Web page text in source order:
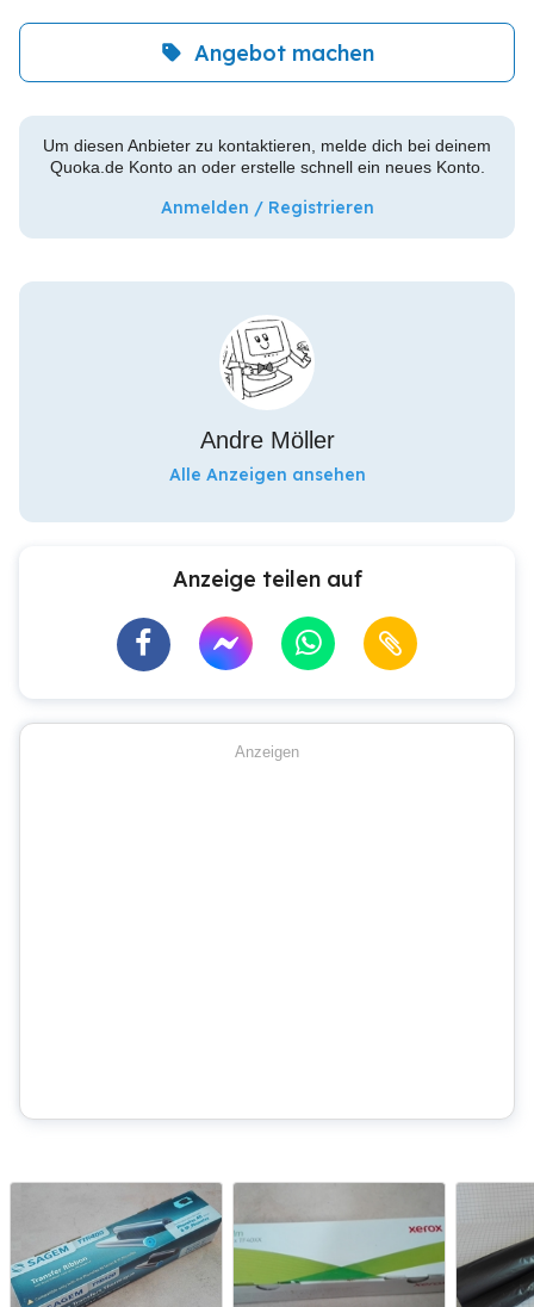
Angebot machen
Um diesen Anbieter zu kontaktieren, melde dich bei deinem
Quoka.de Konto an oder erstelle schnell ein neues Konto.
Anmelden / Registrieren
Andre Möller
Alle Anzeigen ansehen
Anzeige teilen auf
Anzeigen